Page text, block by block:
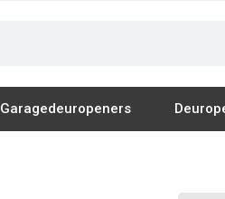
Garagedeuropeners